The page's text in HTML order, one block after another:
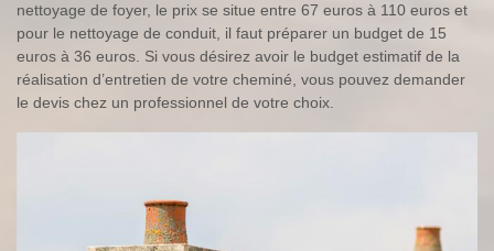
nettoyage de foyer, le prix se situe entre 67 euros à 110 euros et
pour le nettoyage de conduit, il faut préparer un budget de 15
euros à 36 euros. Si vous désirez avoir le budget estimatif de la
réalisation d’entretien de votre cheminé, vous pouvez demander
le devis chez un professionnel de votre choix.